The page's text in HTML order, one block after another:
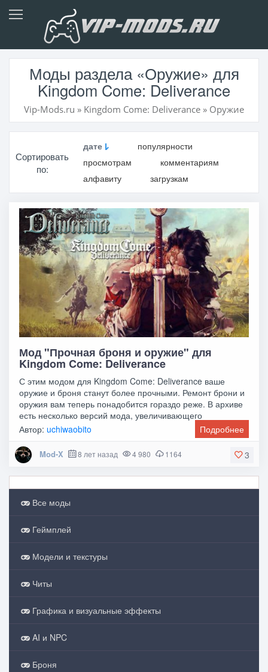
Моды раздела «Оружие» для
Kingdom Come: Deliverance
Vip-Mods.ru » Kingdom Come: Deliverance » Оружие
Сортировать
по:
дате
популярности
просмотрам
комментариям
алфавиту
загрузкам
Мод "Прочная броня и оружие" для
Kingdom Come: Deliverance
С этим модом для Kingdom Come: Deliverance ваше
оружие и броня станут более прочными. Ремонт брони и
оружия вам теперь понадобится гораздо реже. В архиве
есть несколько версий мода, увеличивающего
Автор:uchiwaobito Подробнее
3
Mod-X 8 лет назад 4 980 1164
Все моды
Геймплей
Модели и текстуры
Читы
Графика и визуальные эффекты
AI и NPC
Броня